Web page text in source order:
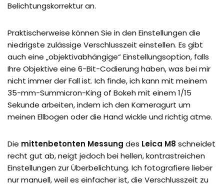
Belichtungskorrektur an.
Praktischerweise können Sie in den Einstellungen die
niedrigste zulässige Verschlusszeit einstellen. Es gibt
auch eine „objektivabhängige“ Einstellungsoption, falls
Ihre Objektive eine 6-Bit-Codierung haben, was bei mir
nicht immer der Fall ist. Ich finde, ich kann mit meinem
35-mm-Summicron-King of Bokeh mit einem 1/15
Sekunde arbeiten, indem ich den Kameragurt um
meinen Ellbogen oder die Hand wickle und richtig atme.
Die mittenbetonten Messung des Leica M8 schneidet
recht gut ab, neigt jedoch bei hellen, kontrastreichen
Einstellungen zur Überbelichtung. Ich fotografiere lieber
nur manuell, weil es einfacher ist, die Verschlusszeit zu